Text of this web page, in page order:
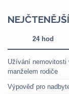
24 hod
Užívání
manželem rodiče
Výpověď pro